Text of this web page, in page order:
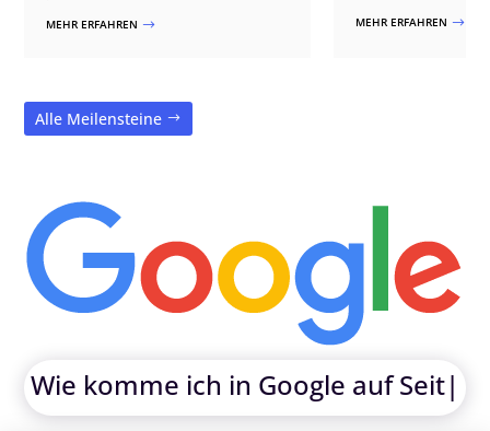
MEHR ERFAHREN $ MEHR ERFAHREN $
Alle Meilensteine
|